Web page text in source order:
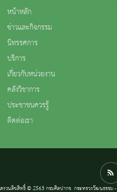
หน้าหลัก
ข่าวและกิจกรรม
นิทรรศการ
บริการ
เกี่ยวกับหน่วยงาน
คลังวิชาการ
ประชาชนควรรู้
ติดต่อเรา
สงวนลิขสิทธิ์ © 2563 กรมศิลปากร. กระทรวงวัฒนธรรม -